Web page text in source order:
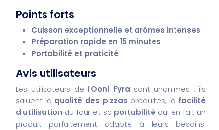
Points forts
Cuisson exceptionnelle et arômes intenses
Préparation rapide en 15 minutes
Portabilité et praticité
Avis utilisateurs
Les utilisateurs de l’Ooni Fyra sont unanimes : ils
saluent la qualité des pizzas produites, la facilité
d’utilisation du four et sa portabilité qui en fait un
produit parfaitement adapté à leurs besoins.